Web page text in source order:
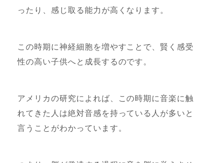
ったり、感じ取る能力が高くなります。
この時期に神経細胞を増やすことで、賢く感受
性の高い子供へと成長するのです。
アメリカの研究によれば、この時期に音楽に触
れてきた人は絶対音感を持っている人が多いと
言うことがわかっています。